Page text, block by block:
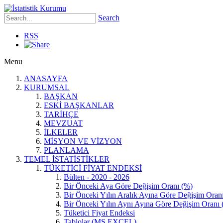
Search
RSS
Menu
ANASAYFA
KURUMSAL
BAŞKAN
ESKİ BAŞKANLAR
TARİHÇE
MEVZUAT
İLKELER
MİSYON VE VİZYON
PLANLAMA
TEMEL İSTATİSTİKLER
TÜKETİCİ FİYAT ENDEKSİ
Bülten - 2020 - 2026
Bir Önceki Aya Göre Değişim Oranı (%)
Bir Önceki Yılın Aralık Ayına Göre Değişim
Bir Önceki Yılın Aynı Ayına Göre Değişim Oranı
Tüketici Fiyat Endeksi